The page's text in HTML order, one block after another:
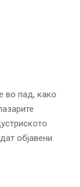
во пад, како
објавени